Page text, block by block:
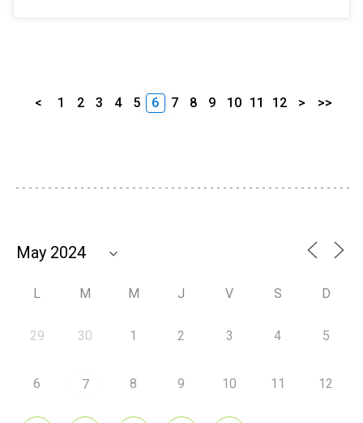
< 1 2 3 4 5 6 7 8 9 10 11 12 > >>
L M M J V S D
29 30 1 2 3 4 5
6 7 8 9 10 11 12